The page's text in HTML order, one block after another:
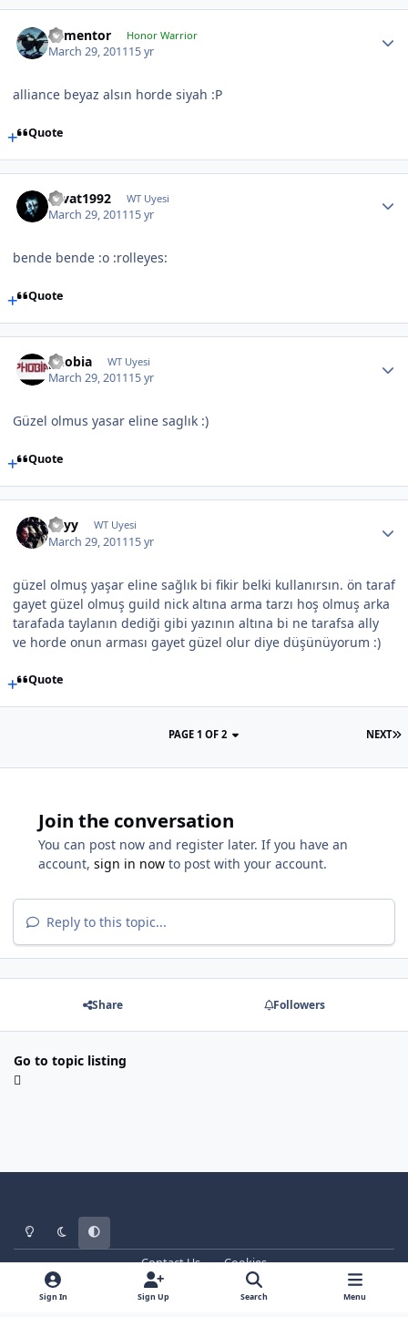
dementor Honor Warrior
March 29, 201115 yr
alliance beyaz alsın horde siyah :P
Quote
cevat1992 WT Uyesi
March 29, 201115 yr
bende bende :o :rolleyes:
Quote
phobia WT Uyesi
March 29, 201115 yr
Güzel olmus yasar eline saglık :)
Quote
Edyy WT Uyesi
March 29, 201115 yr
güzel olmuş yaşar eline sağlık bi fikir belki kullanırsın. ön taraf
gayet güzel olmuş guild nick altına arma tarzı hoş olmuş arka
tarafada taylanın dediği gibi yazının altına bi ne tarafsa ally
ve horde onun arması gayet güzel olur diye düşünüyorum :)
Quote
NEXT
PAGE 1 OF 2
Join the conversation
You can post now and register later. If you have an
account, sign in now to post with your account.
Reply to this topic...
Share Followers
Go to topic listing
Light ModeDark ModeSystem Preference
Contact Us
Cookies
WT - http://www.ebattle.net
Powered byInvision Community
Sign In Sign Up Search Menu